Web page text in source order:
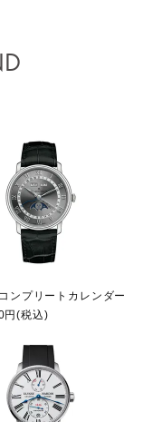
ンプリートカレンダー
円(税込)